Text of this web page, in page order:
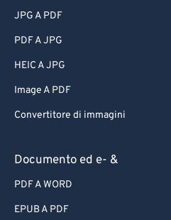
JPG A PDF
PDF A JPG
HEIC A JPG
Image A PDF
Convertitore di immagini
Documento ed e- &
PDF A WORD
EPUB A PDF